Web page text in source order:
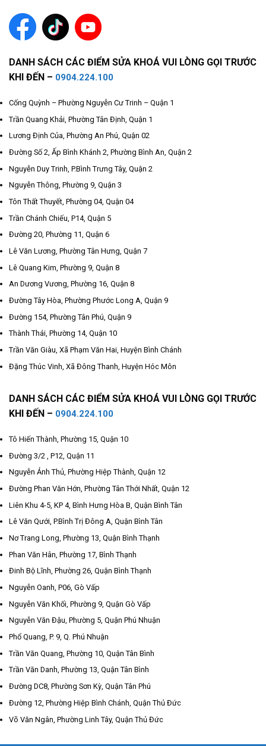
DANH SÁCH CÁC ĐIỂM SỬA KHOÁ VUI LÒNG GỌI TRƯỚC
KHI ĐẾN – 0904.224.100
Cống Quỳnh – Phường Nguyễn Cư Trinh – Quận 1
Trần Quang Khải, Phường Tân Định, Quận 1
Lương Định Của, Phường An Phú, Quận 02
Đường Số 2, Ấp Bình Khánh 2, Phường Bình An, Quận 2
Nguyễn Duy Trinh, P.Bình Trưng Tây, Quận 2
Nguyễn Thông, Phường 9, Quận 3
Tôn Thất Thuyết, Phường 04, Quận 04
Trần Chánh Chiếu, P14, Quận 5
Đường 20, Phường 11, Quận 6
Lê Văn Lương, Phường Tân Hưng, Quận 7
Lê Quang Kim, Phường 9, Quận 8
An Dương Vương, Phường 16, Quận 8
Đường Tây Hòa, Phường Phước Long A, Quận 9
Đường 154, Phường Tân Phú, Quận 9
Thành Thái, Phường 14, Quận 10
Trần Văn Giàu, Xã Phạm Văn Hai, Huyện Bình Chánh
Đặng Thúc Vinh, Xã Đông Thanh, Huyện Hóc Môn
DANH SÁCH CÁC ĐIỂM SỬA KHOÁ VUI LÒNG GỌI TRƯỚC
KHI ĐẾN – 0904.224.100
Tô Hiến Thành, Phường 15, Quận 10
Đường 3/2 , P12, Quận 11
Nguyễn Ảnh Thủ, Phường Hiệp Thành, Quận 12
Đường Phan Văn Hớn, Phường Tân Thới Nhất, Quận 12
Liên Khu 4-5, KP 4, Bình Hưng Hòa B, Quận Bình Tân
Lê Văn Qưới, P.Bình Trị Đông A, Quận Bình Tân
Nơ Trang Long, Phường 13, Quận Bình Thạnh
Phan Văn Hân, Phường 17, Bình Thạnh
Đinh Bộ Lĩnh, Phường 26, Quận Bình Thạnh
Nguyễn Oanh, P06, Gò Vấp
Nguyễn Văn Khối, Phường 9, Quận Gò Vấp
Nguyễn Văn Đậu, Phường 5, Quận Phú Nhuận
Phổ Quang, P. 9, Q. Phú Nhuận
Trần Văn Quang, Phường 10, Quận Tân Bình
Trần Văn Danh, Phường 13, Quận Tân Bình
Đường DC8, Phường Sơn Kỳ, Quận Tân Phú
Đường 12, Phường Hiệp Bình Chánh, Quận Thủ Đức
Võ Văn Ngân, Phường Linh Tây, Quận Thủ Đức